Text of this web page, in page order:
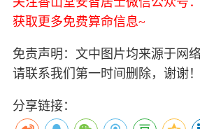
获取更多免费算命信息~
免责声明：文中图片均来源于网
请联系我们第一时间删除，谢谢！
分享链接：